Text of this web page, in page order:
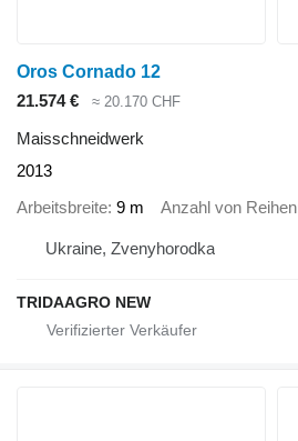
Oros Cornado 12
21.574 €
≈ 20.170 CHF
Maisschneidwerk
2013
Arbeitsbreite 9 m Anzahl von Reihen
Ukraine, Zvenyhorodka
TRIDAAGRO NEW